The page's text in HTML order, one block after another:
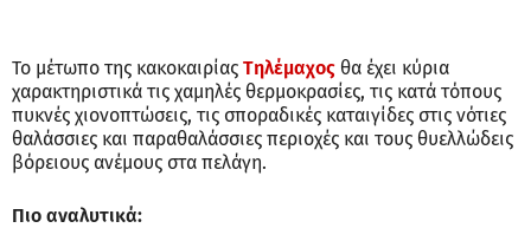
Το μέτωπο της κακοκαιρίας Τηλέμαχος θα έχει κύρια
χαρακτηριστικά τις χαμηλές θερμοκρασίες, τις κατά τόπους
πυκνές χιονοπτώσεις, τις σποραδικές καταιγίδες στις νότιες
θαλάσσιες και παραθαλάσσιες περιοχές και τους θυελλώδεις
βόρειους ανέμους στα πελάγη.
Πιο αναλυτικά: